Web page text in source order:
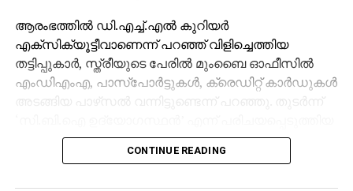
ആരംഭത്തില്‍ ഡി.എച്ച്.എല്‍ കുറിയര്‍
എക്‌സിക്യൂട്ടീവാണെന്ന് പറഞ്ഞ് വിളിച്ചെത്തിയ
തട്ടിപ്പുകാര്‍, സ്ത്രീയുടെ പേരില്‍ മുംബൈ ഓഫീസില്‍
എംഡിഎംഎ, പാസ്പോര്‍ട്ടുകള്‍, ക്രെഡിറ്റ് കാര്‍ഡുകള്‍
അടങ്ങിയ പാഴ്‌സല്‍ വന്നിട്ടുണ്ടെന്ന് പറഞ്ഞു. തുടര്‍ന്ന്
മറ്റൊരാള്‍ ഭീഷണിപ്പെടുത്തി. അറസ്റ്റ് ചെയ്യുമെന്ന
ഭീഷണിക്കിടെ നിരപരാധിത്വം തെളിയിക്കാന്‍ സ്ത്രീയെ
CONTINUE READING